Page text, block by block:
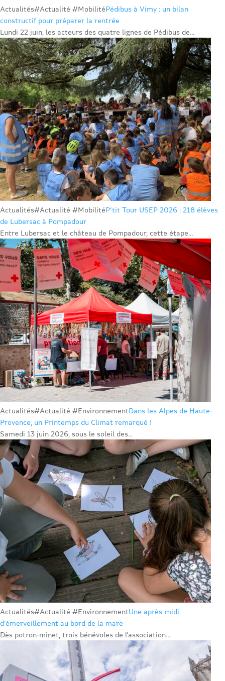
Actualités#Actualité #MobilitéPédibus à Vimy : un bilan
constructif pour préparer la rentrée
Lundi 22 juin, les acteurs des quatre lignes de Pédibus de...
Actualités#Actualité #MobilitéP’tit Tour USEP 2026 : 218 élèves
de Lubersac à Pompadour
Entre Lubersac et le château de Pompadour, cette étape...
Actualités#Actualité #EnvironnementDans les Alpes de Haute-
Provence, un Printemps du Climat remarqué !
Samedi 13 juin 2026, sous le soleil des...
Actualités#Actualité #EnvironnementUne après-midi
d’émerveillement au bord de la mare
Dès potron-minet, trois bénévoles de l’association...